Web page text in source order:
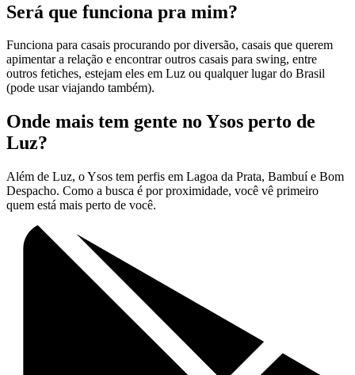
Será que funciona pra mim?
Funciona para casais procurando por diversão, casais que querem
apimentar a relação e encontrar outros casais para swing, entre
outros fetiches, estejam eles em Luz ou qualquer lugar do Brasil
(pode usar viajando também).
Onde mais tem gente no Ysos perto de
Luz?
Além de Luz, o Ysos tem perfis em Lagoa da Prata, Bambuí e Bom
Despacho. Como a busca é por proximidade, você vê primeiro
quem está mais perto de você.